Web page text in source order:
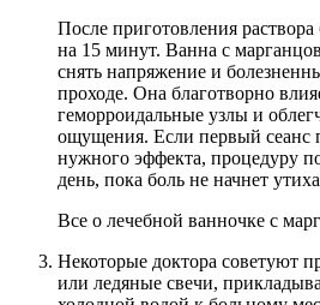
После приготовления
на 15 минут. Ванна с
снять напряжение и
проходе. Она благотворно
геморроидальные узлы и
ощущения. Если первый сеанс
нужного эффекта, процедуру
день, пока боль не начнет
Все о лечебной ванночке с
Некоторые доктора советуют
или ледяные свечи,